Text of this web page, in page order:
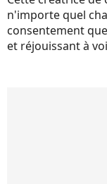
n'importe quel
consentement
et réjouissant à